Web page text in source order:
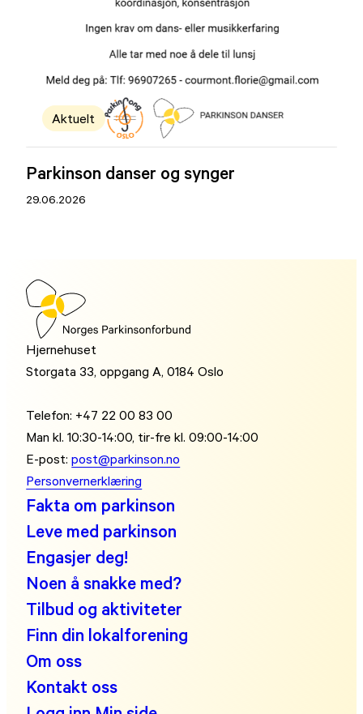
Aktuelt
Parkinson danser og synger
29.06.2026
Hjernehuset
Storgata 33, oppgang A, 0184 Oslo
Telefon: +47 22 00 83 00
Man kl. 10:30-14:00, tir-fre kl. 09:00-14:00
E-post:post@parkinson.no
Personvernerklæring
Fakta om parkinson
Leve med parkinson
Engasjer deg!
Noen å snakke med?
Tilbud og aktiviteter
Finn din lokalforening
Om oss
Kontakt oss